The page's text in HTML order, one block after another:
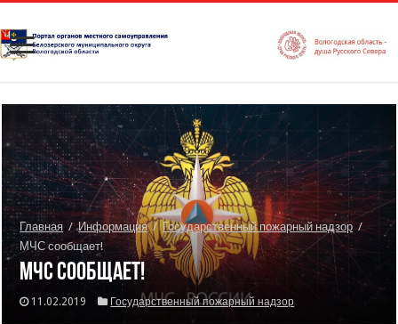
Главная / Информация / Государственный пожарный надзор /
МЧС сообщает!
МЧС сообщает!
11.02.2019 Государственный пожарный надзор